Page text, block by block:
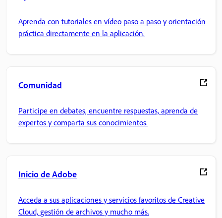
Aprenda con tutoriales en vídeo paso a paso y orientación
práctica directamente en la aplicación.
Comunidad
Participe en debates, encuentre respuestas, aprenda de
expertos y comparta sus conocimientos.
Inicio de Adobe
Acceda a sus aplicaciones y servicios favoritos de Creative
Cloud, gestión de archivos y mucho más.